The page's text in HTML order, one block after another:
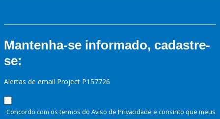
Mantenha-se informado, cadastre-
se:
Alertas de email Project P157726
Concordo com os termos do Aviso de Privacidade e consinto que meus